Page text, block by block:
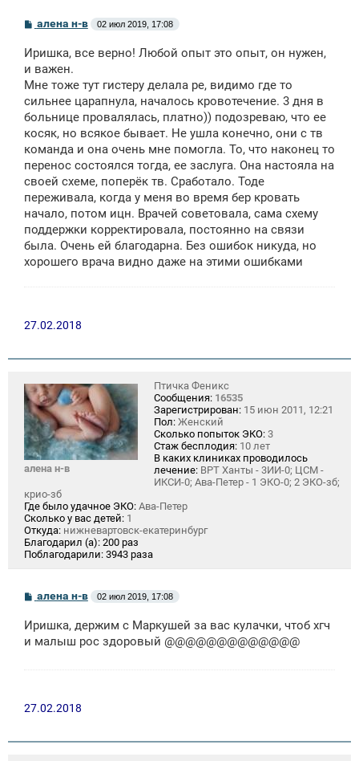
С
б
щ
е
н
и
алена н-в 02 июл 2019, 17:08
Иришка, все верно! Любой опыт это опыт, он нужен,
и важен.
Мне тоже тут гистеру делала ре, видимо где то
сильнее царапнула, началось кровотечение. 3 дня в
больнице провалялась, платно)) подозреваю, что ее
косяк, но всякое бывает. Не ушла конечно, они с тв
команда и она очень мне помогла. То, что наконец то
перенос состоялся тогда, ее заслуга. Она настояла на
своей схеме, поперёк тв. Сработало. Тоде
переживала, когда у меня во время бер кровать
начало, потом ицн. Врачей советовала, сама схему
поддержки корректировала, постоянно на связи
была. Очень ей благодарна. Без ошибок никуда, но
хорошего врача видно даже на этими ошибками
27.02.2018
алена н-в
Птичка Феникс
Сообщения: 16535
Зарегистрирован: 15 июн 2011, 12:21
Пол: Женский
Сколько попыток ЭКО: 3
Стаж бесплодия: 10 лет
В каких клиниках проводилось
лечение: ВРТ Ханты - 3ИИ-0; ЦСМ -
ИКСИ-0; Ава-Петер - 1 ЭКО-0; 2 ЭКО-зб;
крио-зб
Где было удачное ЭКО: Ава-Петер
Сколько у вас детей: 1
Откуда: нижневартовск-екатеринбург
Благодарил (а): 200 раз
Поблагодарили: 3943 раза
С
о
б
щ
алена н-в 02 июл 2019, 17:08
Иришка, держим с Маркушей за вас кулачки, чтоб хгч
и малыш рос здоровый @@@@@@@@@@@@@
27.02.2018